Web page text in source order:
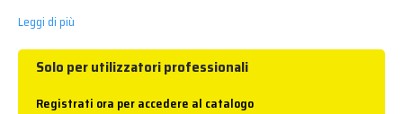
Leggi di più
Solo per utilizzatori professionali
Registrati ora per accedere al catalogo